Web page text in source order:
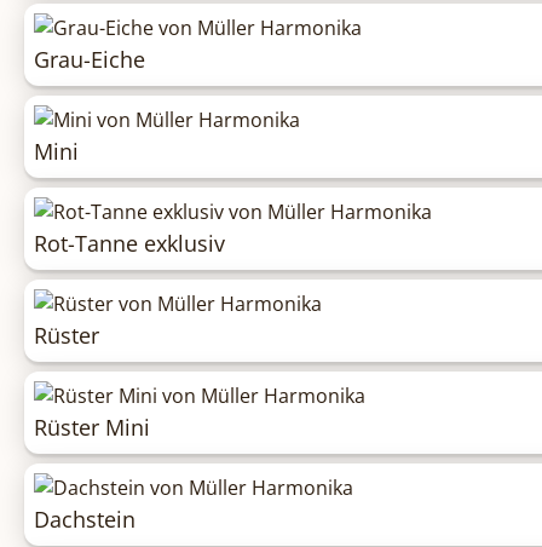
Grau-Eiche
Mini
Rot-Tanne exklusiv
Rüster
Rüster Mini
Dachstein